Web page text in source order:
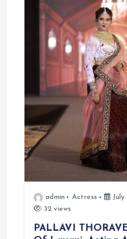
admin Actress
July
32 views
PALLAVI